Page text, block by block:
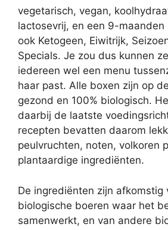
vegetarisch, vegan,
lactosevrij, en een 9-maanden
ook Ketogeen, Eiwitrijk,
Specials. Je zou dus kunnen
iedereen wel een menu
haar past. Alle boxen zijn op
gezond en 100% biologisch.
daarbij de laatste
recepten bevatten daarom
peulvruchten, noten, volkoren
plantaardige ingrediënten.
De ingrediënten zijn afkomstig
biologische boeren waar het
samenwerkt, en van andere